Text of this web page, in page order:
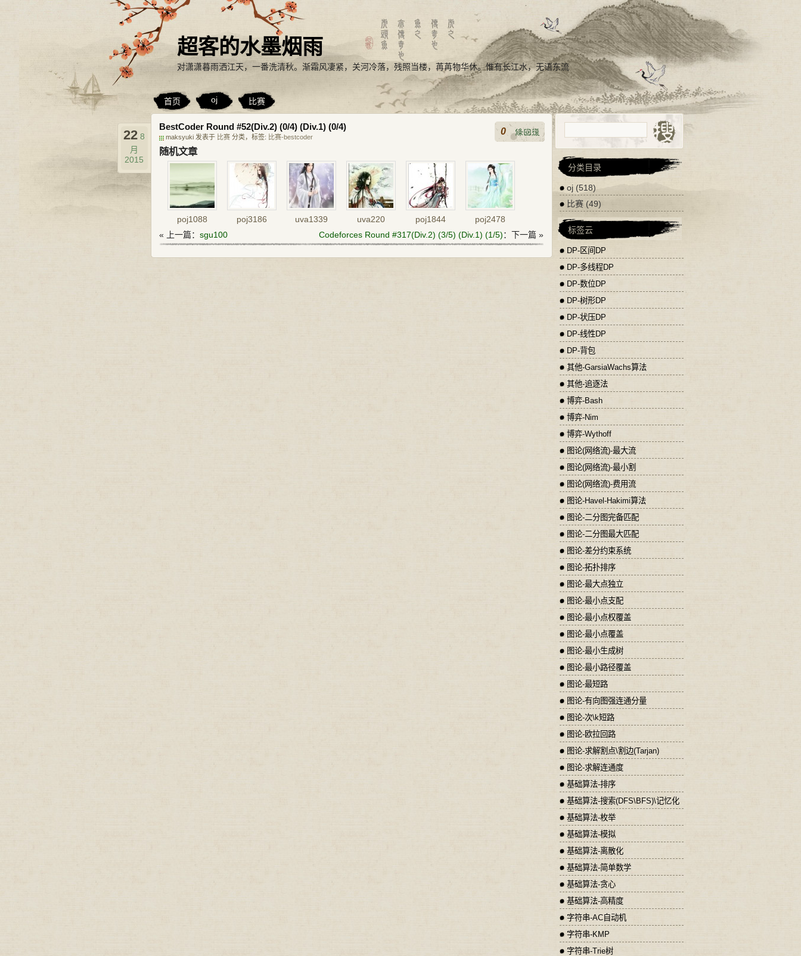
超客的水墨烟雨
对潇潇暮雨洒江天，一番洗清秋。渐霜风凄紧，关河冷落，残照当楼，苒苒物华休。惟有长江水，无语东流
首页 oj 比赛
BestCoder Round #52(Div.2) (0/4) (Div.1) (0/4)
maksyuki 发表于 比赛 分类，标签: 比赛-bestcoder
22 8
月
2015
0
随机文章
poj1088 poj3186 uva1339 uva220 poj1844
poj2478
« 上一篇： sgu100 Codeforces Round #317(Div.2) (3/5) (Div.1) (1/5)：下一篇 »
分类目录
oj (518)
比赛 (49)
标签云
DP-区间DP
DP-多线程DP
DP-数位DP
DP-树形DP
DP-状压DP
DP-线性DP
DP-背包
其他-GarsiaWachs算法
其他-追逐法
博弈-Bash
博弈-Nim
博弈-Wythoff
图论(网络流)-最大流
图论(网络流)-最小割
图论(网络流)-费用流
图论-Havel-Hakimi算法
图论-二分图完备匹配
图论-二分图最大匹配
图论-差分约束系统
图论-拓扑排序
图论-最大点独立
图论-最小点支配
图论-最小点权覆盖
图论-最小点覆盖
图论-最小生成树
图论-最小路径覆盖
图论-最短路
图论-有向图强连通分量
图论-次\k短路
图论-欧拉回路
图论-求解割点\割边(Tarjan)
图论-求解连通度
基础算法-排序
基础算法-搜索(DFS\BFS)\记忆化
基础算法-枚举
基础算法-模拟
基础算法-离散化
基础算法-简单数学
基础算法-贪心
基础算法-高精度
字符串-AC自动机
字符串-KMP
字符串-Trie树